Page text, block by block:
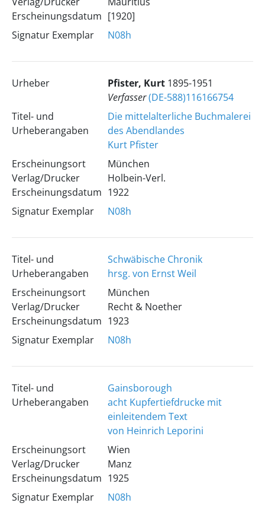
Erscheinungsdatum [1920]
Signatur Exemplar
N08h
Urheber Pfister, Kurt 1895-1951
Verfasser(DE-588)116166754
Titel- und
Urheberangaben
Die mittelalterliche Buchmalerei
des Abendlandes
Kurt Pfister
Erscheinungsort
Verlag/Drucker
Erscheinungsdatum
München
Holbein-Verl.
1922
Signatur Exemplar
N08h
Titel- und
Urheberangaben
Schwäbische Chronik
hrsg. von Ernst Weil
Erscheinungsort
Verlag/Drucker
Erscheinungsdatum
München
Recht & Noether
1923
Signatur Exemplar
N08h
Titel- und
Urheberangaben
Gainsborough
acht Kupfertiefdrucke mit
einleitendem Text
von Heinrich Leporini
Erscheinungsort
Verlag/Drucker
Erscheinungsdatum
Wien
Manz
1925
Signatur Exemplar
N08h